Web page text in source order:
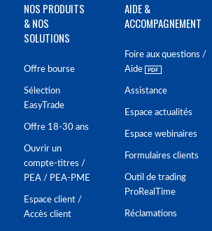
NOS PRODUITS
& NOS
SOLUTIONS
Offre bourse
Sélection
EasyTrade
Offre 18-30 ans
Ouvrir un
compte-titres /
PEA / PEA-PME
Espace client /
Accès client
AIDE &
ACCOMPAGNEMENT
Foire aux questions /
Aide
Assistance
Espace actualités
Espace webinaires
Formulaires clients
Outil de trading
ProRealTime
Réclamations